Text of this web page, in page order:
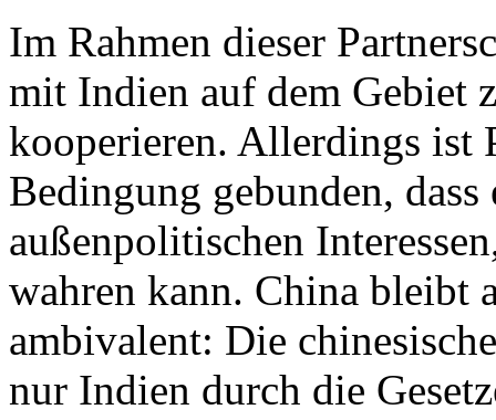
Im Rahmen dieser
mit Indien auf dem Gebiet
kooperieren. Allerdings ist
Bedingung gebunden,
außenpolitischen
wahren kann. China bleibt
ambivalent: Die
nur Indien durch die